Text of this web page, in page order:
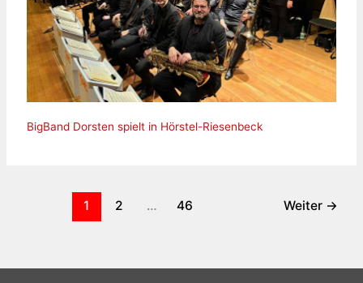
BigBand Dorsten spielt in Hörstel-Riesenbeck
1 2 … 46 Weiter →